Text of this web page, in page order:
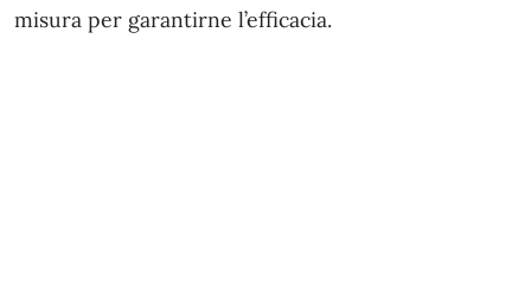
misura per garantirne l’efficacia.